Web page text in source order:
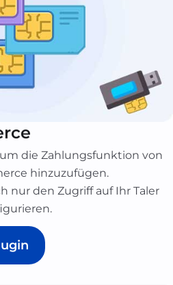
die Zahlungsfunktion von
hinzuzufügen.
nur den Zugriff auf Ihr Taler